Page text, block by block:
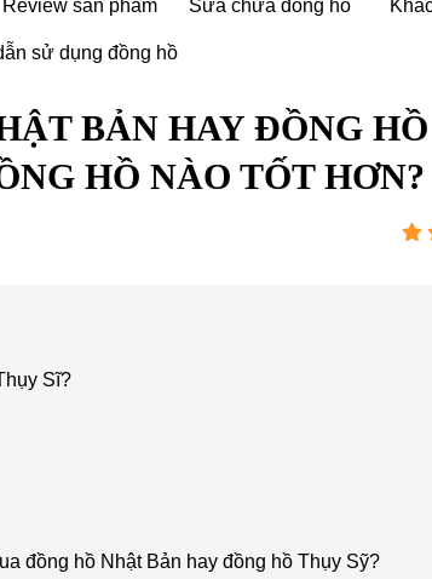
Review sản phẩm Sửa chữa đồng hồ
sử dụng đồng hồ
BẢN HAY ĐỒNG HỒ
HỒ NÀO TỐT HƠN?
Sĩ?
đồng hồ Nhật Bản hay đồng hồ Thụy Sỹ?